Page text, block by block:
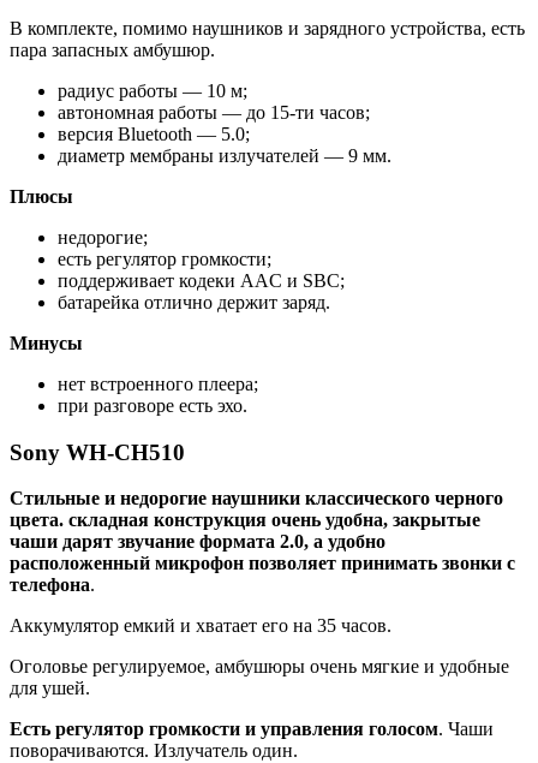
В комплекте, помимо наушников и зарядного устройства, есть
пара запасных амбушюр.
радиус работы — 10 м;
автономная работы — до 15-ти часов;
версия Bluetooth — 5.0;
диаметр мембраны излучателей — 9 мм.
Плюсы
недорогие;
есть регулятор громкости;
поддерживает кодеки AAC и SBC;
батарейка отлично держит заряд.
Минусы
нет встроенного плеера;
при разговоре есть эхо.
Sony WH-CH510
Стильные и недорогие наушники классического черного
цвета. складная конструкция очень удобна, закрытые
чаши дарят звучание формата 2.0, а удобно
расположенный микрофон позволяет принимать звонки с
телефона.
Аккумулятор емкий и хватает его на 35 часов.
Оголовье регулируемое, амбушюры очень мягкие и удобные
для ушей.
Есть регулятор громкости и управления голосом. Чаши
поворачиваются. Излучатель один.